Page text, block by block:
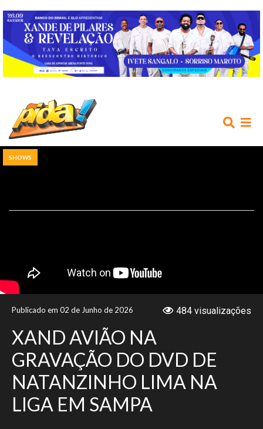
VÍDEOS
PROMOÇÕES
CONTATO
SHOWS
Publicado em 02 de Junho de 2026 484 visualizações
XAND AVIÃO NA
GRAVAÇÃO DO DVD DE
NATANZINHO LIMA NA
LIGA EM SAMPA